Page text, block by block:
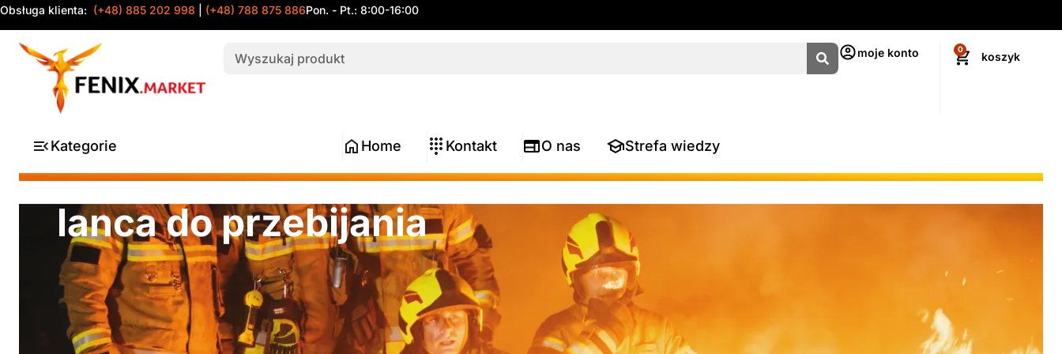
Obsługa klienta: (+48) 885 202 998 (+48) 788 875 886Pon. - Pt.: 8:00-16:00
moje konto 0
Kategorie Home Kontakt O nas Strefa wiedzy
lanca do przebijania